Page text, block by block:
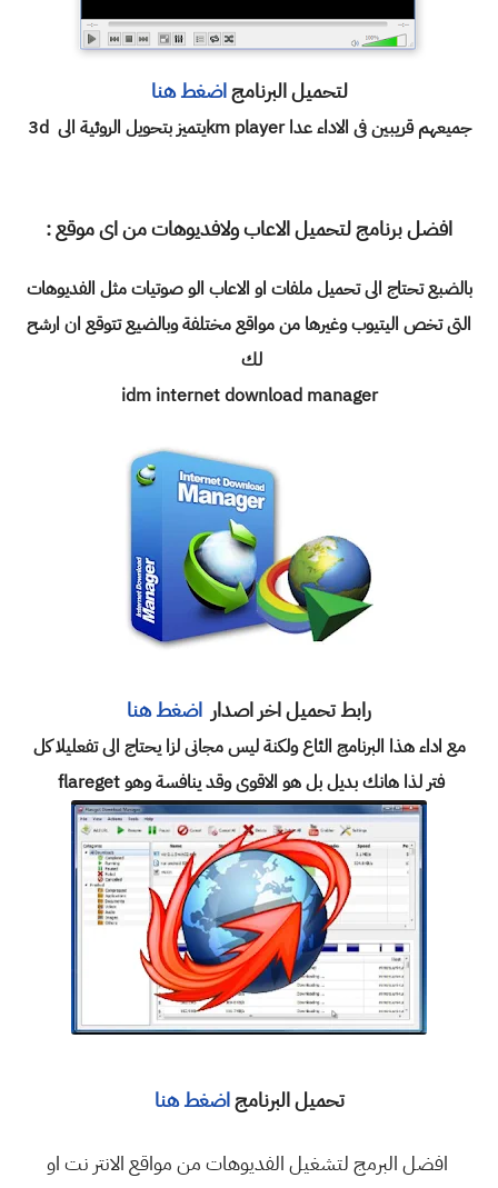
لتحميل البرنامجاضغط هنا
جميعهم قريبين فى الاداء عدا km playerيتميز بتحويل الروئية الى 3d
افضل برنامج لتحميل الاعاب ولافديوهات من اى موقع :
بالضبع تحتاج الى تحميل ملفات او الاعاب الو صوتيات مثل الفديوهات
التى تخص اليتيوب وغيرها من مواقع مختلفة وبالضيع تتوقع ان ارشح
لك
idm internet download manager
رابط تحميل اخر اصدار اضغط هنا
مع اداء هذا البرنامج الئاع ولكنة ليس مجانى لزا يحتاج الى تفعليلا كل
فتر لذا هانك بديل بل هو الاقوى وقد ينافسة وهو flareget
تحميل البرنامجاضغط هنا
افضل البرمج لتشغيل الفديوهات من مواقع الانتر نت او